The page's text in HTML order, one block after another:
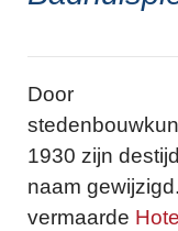
Door
1930 zijn
naam
vermaarde